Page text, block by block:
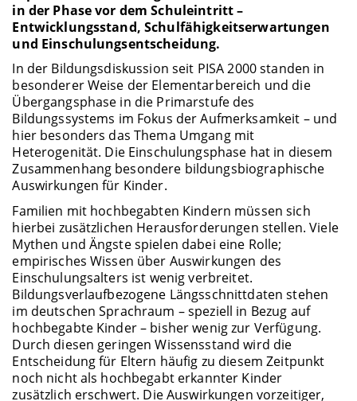
in der Phase vor dem Schuleintritt –
Entwicklungsstand, Schulfähigkeitserwartungen
und Einschulungsentscheidung.
In der Bildungsdiskussion seit PISA 2000 standen in
besonderer Weise der Elementarbereich und die
Übergangsphase in die Primarstufe des
Bildungssystems im Fokus der Aufmerksamkeit – und
hier besonders das Thema Umgang mit
Heterogenität. Die Einschulungsphase hat in diesem
Zusammenhang besondere bildungsbiographische
Auswirkungen für Kinder.
Familien mit hochbegabten Kindern müssen sich
hierbei zusätzlichen Herausforderungen stellen. Viele
Mythen und Ängste spielen dabei eine Rolle;
empirisches Wissen über Auswirkungen des
Einschulungsalters ist wenig verbreitet.
Bildungsverlaufbezogene Längsschnittdaten stehen
im deutschen Sprachraum – speziell in Bezug auf
hochbegabte Kinder – bisher wenig zur Verfügung.
Durch diesen geringen Wissensstand wird die
Entscheidung für Eltern häufig zu diesem Zeitpunkt
noch nicht als hochbegabt erkannter Kinder
zusätzlich erschwert. Die Auswirkungen vorzeitiger,